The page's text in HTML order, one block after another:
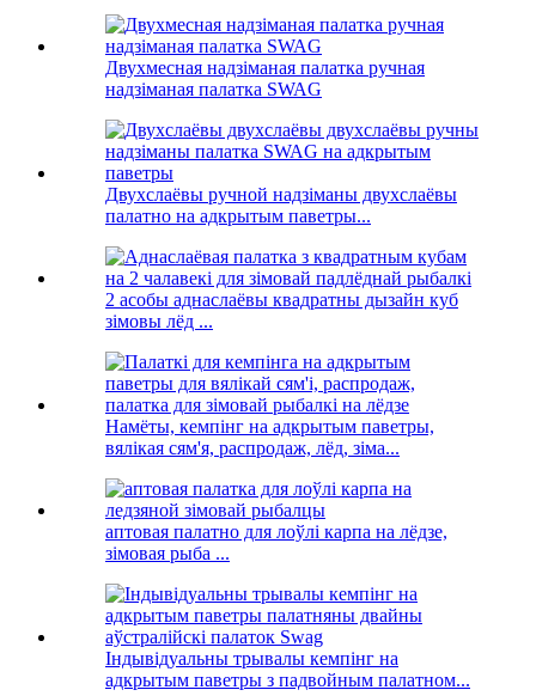
Двухмесная надзіманая палатка ручная
надзіманая палатка SWAG
Двухслаёвы ручной надзіманы двухслаёвы
палатно на адкрытым паветры...
2 асобы аднаслаёвы квадратны дызайн куб
зімовы лёд ...
Намёты, кемпінг на адкрытым паветры,
вялікая сям'я, распродаж, лёд, зіма...
аптовая палатно для лоўлі карпа на лёдзе,
зімовая рыба ...
Індывідуальны трывалы кемпінг на
адкрытым паветры з падвойным палатном...